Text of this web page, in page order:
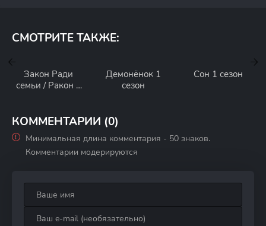
СМОТРИТЕ ТАКЖЕ:
Закон Ради
семьи / Ракон 1
Демонёнок 1
сезон
Сон 1 сезон
КОММЕНТАРИИ (0)
Минимальная длина комментария - 50 знаков.
Комментарии модерируются